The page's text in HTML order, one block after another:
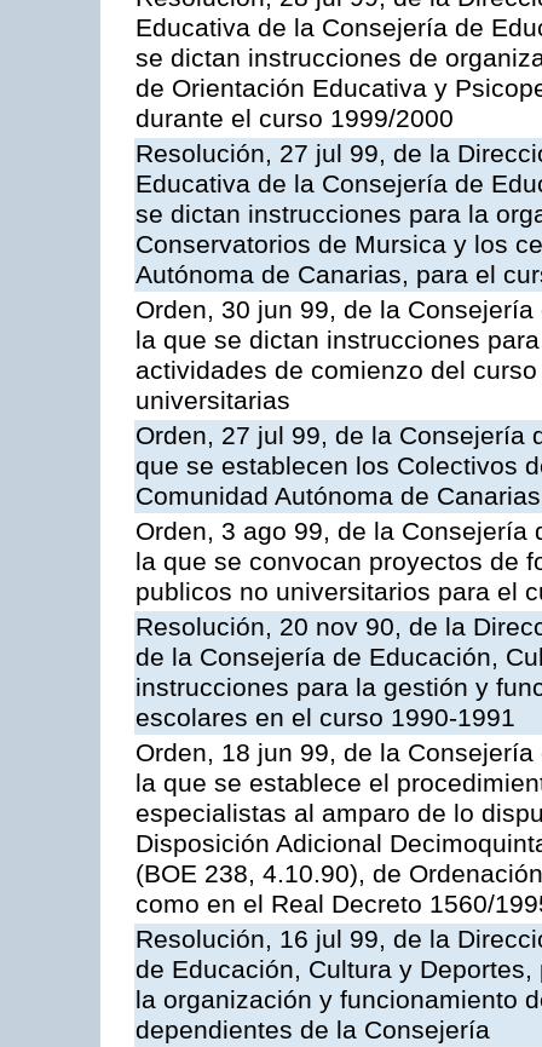
Educativa de la Consejería de
se dictan instrucciones de
de Orientación Educativa y
durante el curso 1999/2000
Resolución, 27 jul 99, de la
Educativa de la Consejería de
se dictan instrucciones para la
Conservatorios de Mursica y los
Autónoma de Canarias, para el
Orden, 30 jun 99, de la
la que se dictan instrucciones
actividades de comienzo del
universitarias
Orden, 27 jul 99, de la Consejería
que se establecen los Colectivos
Comunidad Autónoma de Canarias
Orden, 3 ago 99, de la Consejería
la que se convocan proyectos de
publicos no universitarios para el
Resolución, 20 nov 90, de la
de la Consejería de Educación,
instrucciones para la gestión y
escolares en el curso 1990-1991
Orden, 18 jun 99, de la
la que se establece el
especialistas al amparo de lo
Disposición Adicional
(BOE 238, 4.10.90), de
como en el Real Decreto 1560/
Resolución, 16 jul 99, de la
de Educación, Cultura y
la organización y funcionamiento
dependientes de la Consejería